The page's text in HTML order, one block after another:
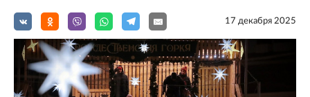
17 декабря 2025